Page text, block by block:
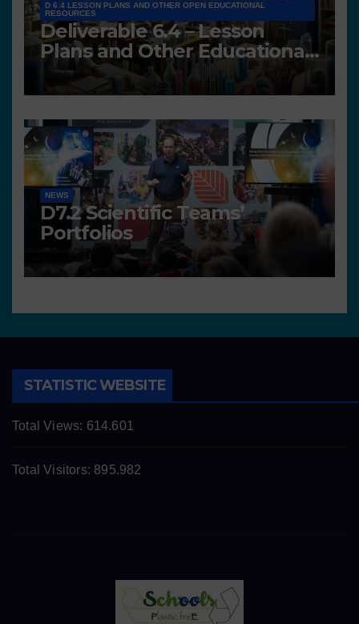
D 6.4 LESSON PLANS AND OTHER OPEN EDUCATIONAL
RESOURCES
Deliverable 6.4 – Lesson
Plans and Other Educational
resources
NEWS
D7.2 Scientific Teams’
Portfolios
STATISTIC WEBSITE
Total Views: 614.601
Total Visitors: 895.982